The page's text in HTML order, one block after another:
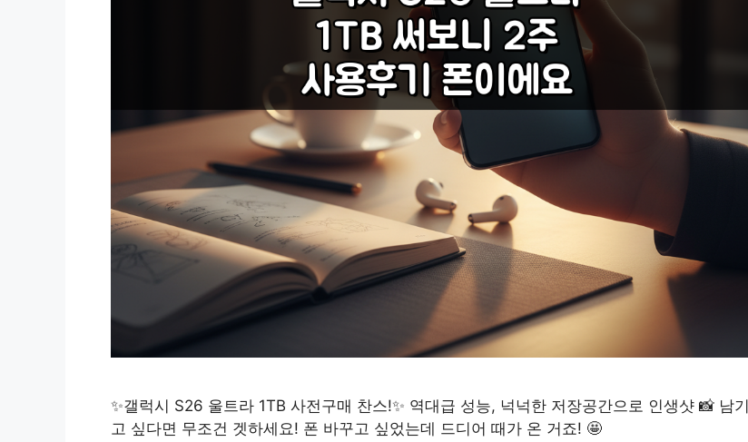
✨갤럭시 S26 울트라 1TB 사전구매 찬스!✨ 역대급 성능, 넉넉한 저장공간으로 인생샷 📸 남기
고 싶다면 무조건 겟하세요! 폰 바꾸고 싶었는데 드디어 때가 온 거죠! 🤩